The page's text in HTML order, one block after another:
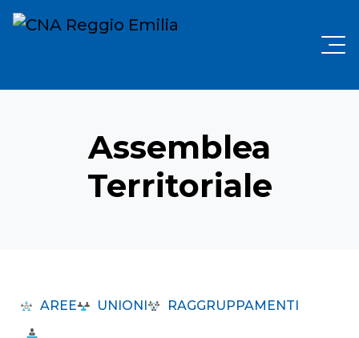
Assemblea
Territoriale
AREE UNIONI RAGGRUPPAMENTI